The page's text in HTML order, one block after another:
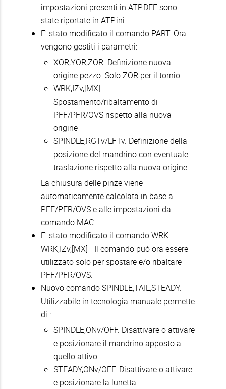
impostazioni presenti in ATP.DEF sono
state riportate in ATP.ini.
E' stato modificato il comando PART. Ora
vengono gestiti i parametri:
XOR,YOR,ZOR. Definizione nuova
origine pezzo. Solo ZOR per il tornio
WRK,IZv,[MX].
Spostamento/ribaltamento di
PFF/PFR/OVS rispetto alla nuova
origine
SPINDLE,RGTv/LFTv. Definizione della
posizione del mandrino con eventuale
traslazione rispetto alla nuova origine
La chiusura delle pinze viene
automaticamente calcolata in base a
PFF/PFR/OVS e alle impostazioni da
comando MAC.
E' stato modificato il comando WRK.
WRK,IZv,[MX] - Il comando può ora essere
utilizzato solo per spostare e/o ribaltare
PFF/PFR/OVS.
Nuovo comando SPINDLE,TAIL,STEADY.
Utilizzabile in tecnologia manuale permette
di :
SPINDLE,ONv/OFF. Disattivare o attivare
e posizionare il mandrino apposto a
quello attivo
STEADY,ONv/OFF. Disattivare o attivare
e posizionare la lunetta